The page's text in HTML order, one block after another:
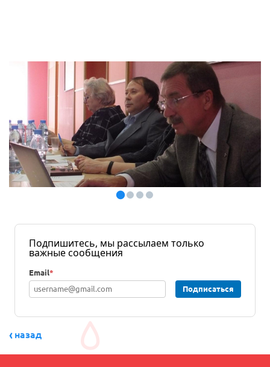
Подпишитесь, мы рассылаем только
важные сообщения
Email*
Подписаться
назад